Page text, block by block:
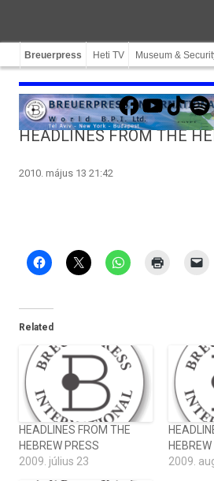
Breuerpress Heti TV Museum &
Facebook
YouTube
TikTok
HEADLINES FROM THE
2010. május 13 21:42
Related
HEADLINES FROM THE
HEBREW PRESS
2009. július 23
2009.